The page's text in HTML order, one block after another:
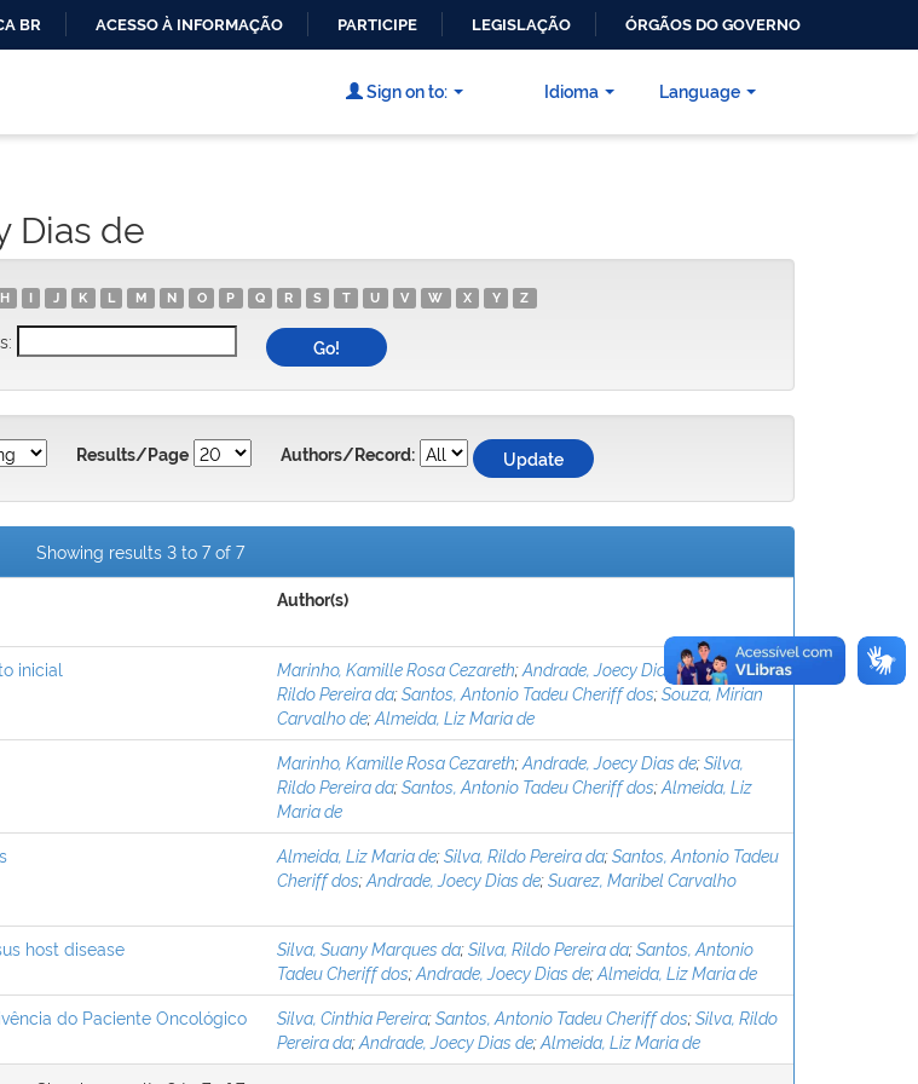
CONTEÚDO
BR ACESSO À INFORMAÇÃO PARTICIPE LEGISLAÇÃO ÓRGÃOS DO GOVERNO
Language
Sign on to: Idioma
Dias de
H J K L M N O P Q R S T U V W X Y Z
Results/Page Authors/Record:
Showing results 3 to 7 of 7
Author(s)
inicial Marinho, Kamille Rosa Cezareth;Andrade, Joecy Dias de;Silva,
Rildo Pereira da;Santos, Antonio Tadeu Cheriff dos;Souza, Mirian
Carvalho de;Almeida, Liz Maria de
Marinho, Kamille Rosa Cezareth;Andrade, Joecy Dias de;Silva,
Rildo Pereira da;Santos, Antonio Tadeu Cheriff dos;Almeida, Liz
Maria de
Almeida, Liz Maria de;Silva, Rildo Pereira da;Santos, Antonio Tadeu
Cheriff dos;Andrade, Joecy Dias de;Suarez, Maribel Carvalho
host disease Silva, Suany Marques da;Silva, Rildo Pereira da;Santos, Antonio
Tadeu Cheriff dos;Andrade, Joecy Dias de;Almeida, Liz Maria de
do Paciente Oncológico Silva, Cinthia Pereira;Santos, Antonio Tadeu Cheriff dos;Silva, Rildo
Pereira da;Andrade, Joecy Dias de;Almeida, Liz Maria de